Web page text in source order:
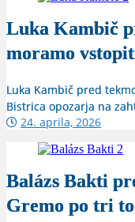
Luka Kambič
moramo
Luka Kambič pred
Bistrica opozarja na
24. aprila, 2026
Balázs Bakti
Gremo po tri